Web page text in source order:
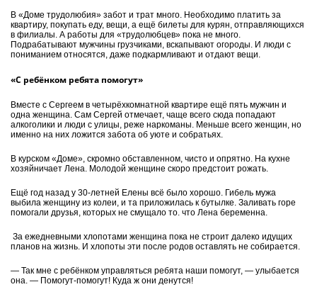
В «Доме трудолюбия» забот и трат много. Необходимо платить за
квартиру, покупать еду, вещи, а ещё билеты для курян, отправляющихся
в филиалы. А работы для «трудолюбцев» пока не много.
Подрабатывают мужчины грузчиками, вскапывают огороды. И люди с
пониманием относятся, даже подкармливают и отдают вещи.
«С ребёнком ребята помогут»
Вместе с Сергеем в четырёхкомнатной квартире ещё пять мужчин и
одна женщина. Сам Сергей отмечает, чаще всего сюда попадают
алкоголики и люди с улицы, реже наркоманы. Меньше всего женщин, но
именно на них ложится забота об уюте и собратьях.
В курском «Доме», скромно обставленном, чисто и опрятно. На кухне
хозяйничает Лена. Молодой женщине скоро предстоит рожать.
Ещё год назад у 30-летней Елены всё было хорошо. Гибель мужа
выбила женщину из колеи, и та приложилась к бутылке. Заливать горе
помогали друзья, которых не смущало то. что Лена беременна.
За ежедневными хлопотами женщина пока не строит далеко идущих
планов на жизнь. И хлопоты эти после родов оставлять не собирается.
— Так мне с ребёнком управляться ребята наши помогут, — улыбается
она. — Помогут-помогут! Куда ж они денутся!